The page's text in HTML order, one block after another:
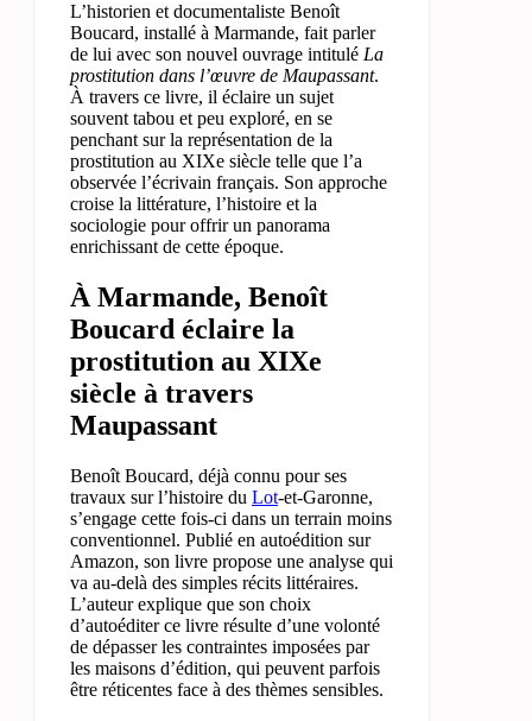
L’historien et documentaliste Benoît
Boucard, installé à Marmande, fait parler
de lui avec son nouvel ouvrage intitulé La
prostitution dans l’œuvre de Maupassant.
À travers ce livre, il éclaire un sujet
souvent tabou et peu exploré, en se
penchant sur la représentation de la
prostitution au XIXe siècle telle que l’a
observée l’écrivain français. Son approche
croise la littérature, l’histoire et la
sociologie pour offrir un panorama
enrichissant de cette époque.
À Marmande, Benoît
Boucard éclaire la
prostitution au XIXe
siècle à travers
Maupassant
Benoît Boucard, déjà connu pour ses
travaux sur l’histoire du Lot-et-Garonne,
s’engage cette fois-ci dans un terrain moins
conventionnel. Publié en autoédition sur
Amazon, son livre propose une analyse qui
va au-delà des simples récits littéraires.
L’auteur explique que son choix
d’autoéditer ce livre résulte d’une volonté
de dépasser les contraintes imposées par
les maisons d’édition, qui peuvent parfois
être réticentes face à des thèmes sensibles.